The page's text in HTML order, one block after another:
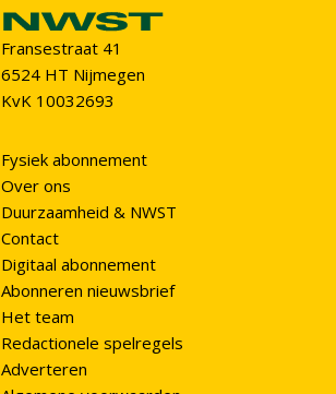
Fransestraat 41
6524 HT Nijmegen
KvK 10032693
Fysiek abonnement
Over ons
Duurzaamheid & NWST
Contact
Digitaal abonnement
Abonneren nieuwsbrief
Het team
Redactionele spelregels
Adverteren